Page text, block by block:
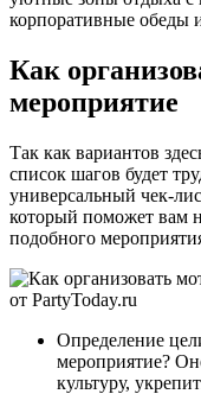
корпоративные обеды
Как
мероприятие
Так как вариантов
список шагов будет
универсальный чек-
который поможет вам
подобного
Определение
мероприятие?
культуру,